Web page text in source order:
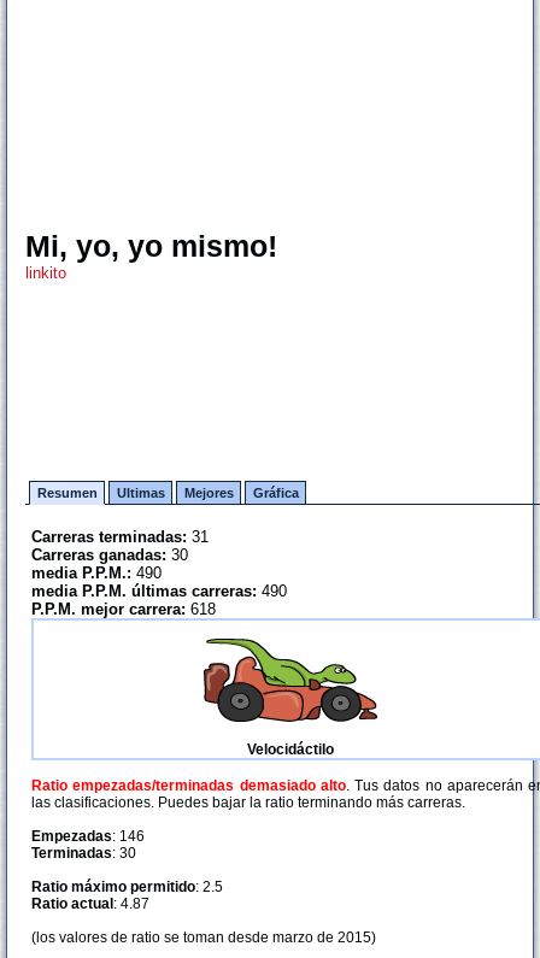
Mi, yo, yo mismo!
linkito
Resumen Ultimas Mejores Gráfica
Carreras terminadas: 31
Carreras ganadas: 30
media P.P.M.: 490
media P.P.M. últimas carreras: 490
P.P.M. mejor carrera: 618
Velocidáctilo
Ratio empezadas/terminadas demasiado alto. Tus datos no aparecerán
las clasificaciones. Puedes bajar la ratio terminando más carreras.
Empezadas: 146
Terminadas: 30
Ratio máximo permitido: 2.5
Ratio actual : 4.87
(los valores de ratio se toman desde marzo de 2015)